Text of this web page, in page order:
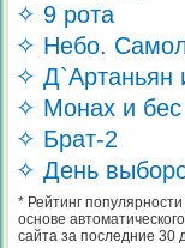
✧ 9 рота
✧ Небо.
✧ Д`Артаньян
✧ Монах и бес
✧ Брат-2
✧ День
* Рейтинг
основе
сайта за последние 30